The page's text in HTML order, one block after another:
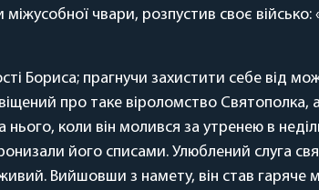
чвари, розпустив своє
Бориса; прагнучи захистити себе від
про таке віроломство
нього, коли він молився за утренею в
його списами. Улюблений слуга
Вийшовши з намету, він став гаряче